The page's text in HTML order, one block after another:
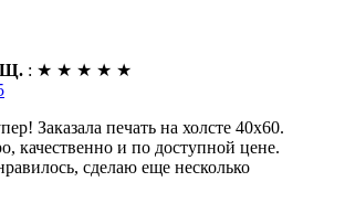
Щ. : ★ ★ ★ ★ ★
Заказала печать на холсте 40х60.
качественно и по доступной цене.
сделаю еще несколько